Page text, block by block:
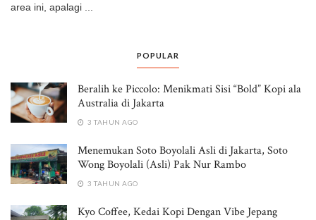
area ini, apalagi ...
POPULAR
Beralih ke Piccolo: Menikmati Sisi “Bold” Kopi ala
Australia di Jakarta
3 TAHUN AGO
Menemukan Soto Boyolali Asli di Jakarta, Soto
Wong Boyolali (Asli) Pak Nur Rambo
3 TAHUN AGO
Kyo Coffee, Kedai Kopi Dengan Vibe Jepang